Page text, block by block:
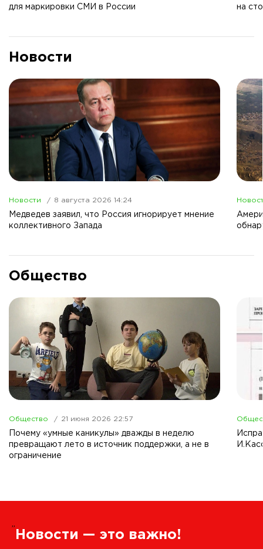
для маркировки СМИ в России
на
Новости
Новости 8 августа 2026 14:24
Медведев заявил, что Россия игнорирует мнение
коллективного Запада
Общество
Общество 21 июня 2026 22:57
Почему «умные каникулы» дважды в неделю
превращают лето в источник поддержки, а не в
ограничение
” Новости — это важно!